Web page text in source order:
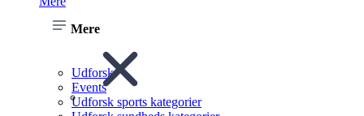
Mere
Udforsk
Events
Udforsk sports kategorier